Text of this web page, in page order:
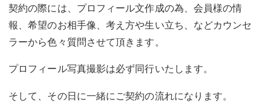
契約の際には、プロフィール文作成の為、会員様の情
報、希望のお相手像、考え方や生い立ち、などカウンセ
ラーから色々質問させて頂きます。
プロフィール写真撮影は必ず同行いたします。
そして、その日に一緒にご契約の流れになります。